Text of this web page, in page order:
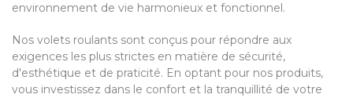
environnement de vie harmonieux et fonctionnel.
Nos volets roulants sont conçus pour répondre aux
exigences les plus strictes en matière de sécurité,
d'esthétique et de praticité. En optant pour nos produits,
vous investissez dans le confort et la tranquillité de votre